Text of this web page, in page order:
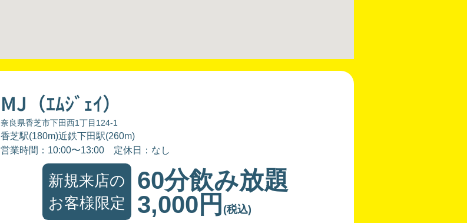
MJ（ｴﾑｼﾞｪｲ）
奈良県香芝市下田西1丁目124-1
香芝駅(180m)近鉄下田駅(260m)
営業時間：10:00〜13:00
定休日：なし
新規来店の
お客様限定
60分飲み放題
3,000円 (税込)